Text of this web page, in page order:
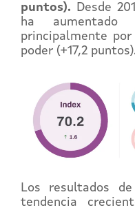
puntos). Desde
ha aumentado
principalmente
poder (+17,2
Los resultados
tendencia